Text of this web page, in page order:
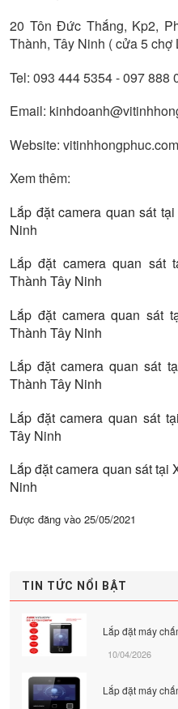
20 Tôn Đức Thắng, Kp2,
Thành, Tây Ninh ( cửa 5 chợ
Tel: 093 444 5354 - 097 888
Email:
Website: vitinhhongphuc.com
Xem thêm:
Lắp đặt camera quan sát
Ninh
Lắp đặt camera quan sát
Thành Tây Ninh
Lắp đặt camera quan sát
Thành Tây Ninh
Lắp đặt camera quan sát
Thành Tây Ninh
Lắp đặt camera quan sát
Tây Ninh
Lắp đặt camera quan sát tại
Ninh
Được đăng vào 25/05/2021
TIN TỨC NỔI BẬT
Lắp đặt máy
10/04/2026
Lắp đặt máy